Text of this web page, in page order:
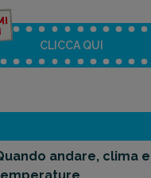
CLICCA QUI
andare, clima e